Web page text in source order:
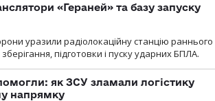
«Гераней» та базу запуску
уразили радіолокаційну станцію раннього
підготовки і пуску ударних БПЛА.
як ЗСУ зламали логістику
напрямку